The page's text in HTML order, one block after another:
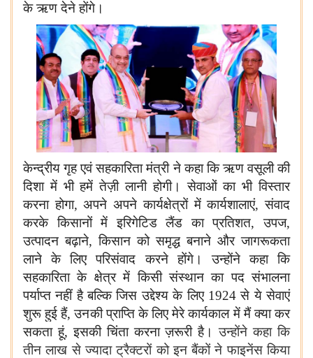
के ऋण देने होंगे।
केन्द्रीय गृह एवं सहकारिता मंत्री ने कहा कि ऋण वसूली की
दिशा में भी हमें तेज़ी लानी होगी। सेवाओं का भी विस्तार
करना होगा, अपने अपने कार्यक्षेत्रों में कार्यशालाएं, संवाद
करके किसानों में इरिगेटिड लैंड का प्रतिशत, उपज,
उत्पादन बढ़ाने, किसान को समृद्ध बनाने और जागरूकता
लाने के लिए परिसंवाद करने होंगे। उन्होंने कहा कि
सहकारिता के क्षेत्र में किसी संस्थान का पद संभालना
पर्याप्त नहीं है बल्कि जिस उद्देश्य के लिए 1924 से ये सेवाएं
शुरू हुई हैं, उनकी प्राप्ति के लिए मेरे कार्यकाल में मैं क्या कर
सकता हूं, इसकी चिंता करना ज़रूरी है।उन्होंने कहा कि
तीन लाख से ज्यादा ट्रैक्टरों को इन बैंकों ने फाइनेंस किया